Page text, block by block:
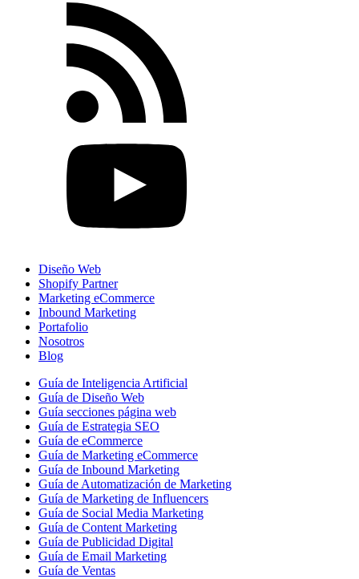
Diseño Web
Shopify Partner
Marketing eCommerce
Inbound Marketing
Portafolio
Nosotros
Blog
Guía de Inteligencia Artificial
Guía de Diseño Web
Guía secciones página web
Guía de Estrategia SEO
Guía de eCommerce
Guía de Marketing eCommerce
Guía de Inbound Marketing
Guía de Automatización de Marketing
Guía de Marketing de Influencers
Guía de Social Media Marketing
Guía de Content Marketing
Guía de Publicidad Digital
Guía de Email Marketing
Guía de Ventas